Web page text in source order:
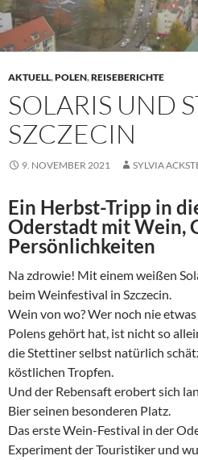
AKTUELL,POLEN,REISEBERICHTE
SOLARIS UND
SZCZECIN
9. NOVEMBER 2021 SYLVIA
Ein Herbst-Tripp in
Oderstadt mit Wein,
Persönlichkeiten
Na zdrowie! Mit einem weißen
beim Weinfestival in Szczecin.
Wein von wo? Wer noch nie
Polens gehört hat, ist nicht so
die Stettiner selbst natürlich
köstlichen Tropfen.
Und der Rebensaft erobert sich
Bier seinen besonderen Platz.
Das erste Wein-Festival in der
Experiment der Touristiker und